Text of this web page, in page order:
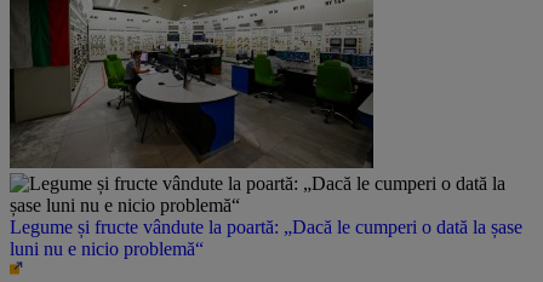
Legume și fructe vândute la poartă: „Dacă le cumperi o dată la șase
luni nu e nicio problemă“